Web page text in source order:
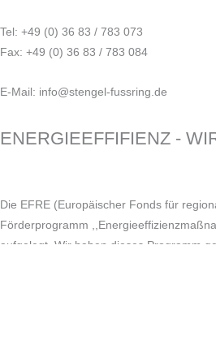
Tel: +49 (0) 36 83 / 783 073
Fax: +49 (0) 36 83 / 783 084
E-Mail: info@stengel-fussring.de
ENERGIEEFFIFIENZ -
Die EFRE (Europäischer Fonds für
Förderprogramm
aufgelegt. Wir haben dieses Programm